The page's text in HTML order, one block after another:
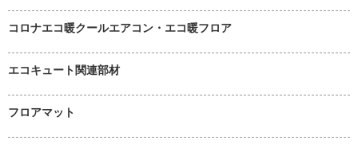
コロナエコ暖クールエアコン・エコ暖フロア
エコキュート関連部材
フロアマット